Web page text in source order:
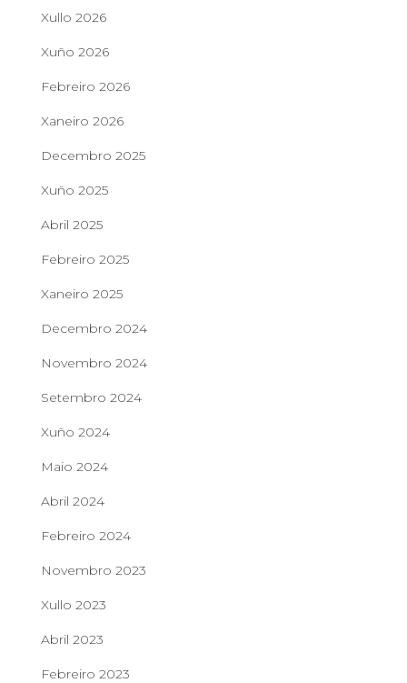
Xullo 2026
Xuño 2026
Febreiro 2026
Xaneiro 2026
Decembro 2025
Xuño 2025
Abril 2025
Febreiro 2025
Xaneiro 2025
Decembro 2024
Novembro 2024
Setembro 2024
Xuño 2024
Maio 2024
Abril 2024
Febreiro 2024
Novembro 2023
Xullo 2023
Abril 2023
Febreiro 2023